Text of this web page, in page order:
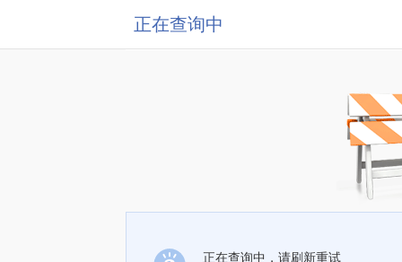
正在查询中
正在查询中，请刷新重试